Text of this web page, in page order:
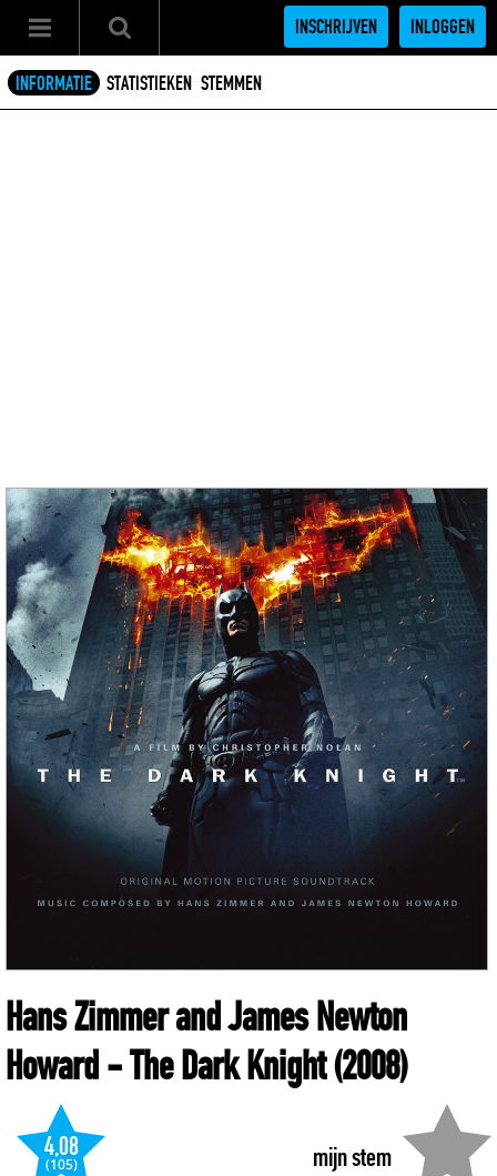
INSCHRIJVEN INLOGGEN
INFORMATIE STATISTIEKEN STEMMEN
Hans Zimmer and James Newton
Howard- The Dark Knight(2008)
mijn stem
4,08
(105)